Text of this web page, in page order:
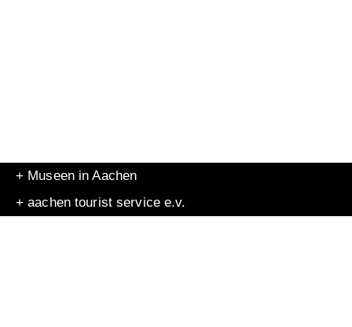
+ Museen in Aachen
+ aachen tourist service e.v.